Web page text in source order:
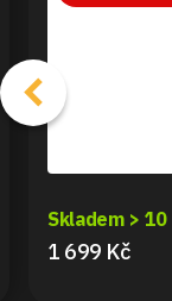
Skladem > 10
1 699 Kč